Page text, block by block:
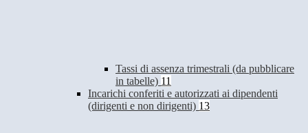
Tassi di assenza trimestrali (da pubblicare
in tabelle) 11
Incarichi conferiti e autorizzati ai dipendenti
(dirigenti e non dirigenti) 13